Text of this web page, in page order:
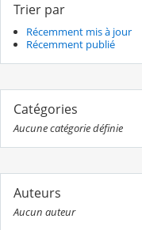
Trier par
Récemment mis à jour
Récemment publié
Catégories
Aucune catégorie définie
Auteurs
Aucun auteur